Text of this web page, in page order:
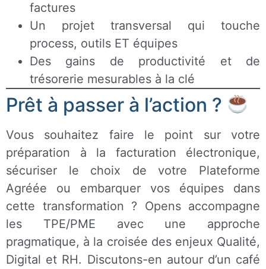
factures
Un projet transversal qui touche
process, outils ET équipes
Des gains de productivité et de
trésorerie mesurables à la clé
Prêt à passer à l’action ?
Vous souhaitez faire le point sur votre
préparation à la facturation électronique,
sécuriser le choix de votre Plateforme
Agréée ou embarquer vos équipes dans
cette transformation ? Opens accompagne
les TPE/PME avec une approche
pragmatique, à la croisée des enjeux Qualité,
Digital et RH. Discutons-en autour d’un café